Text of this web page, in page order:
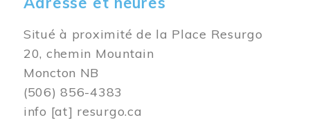
Situé à proximité de la Place Resurgo
20, chemin Mountain
Moncton NB
(506) 856-4383
info [at] resurgo.ca